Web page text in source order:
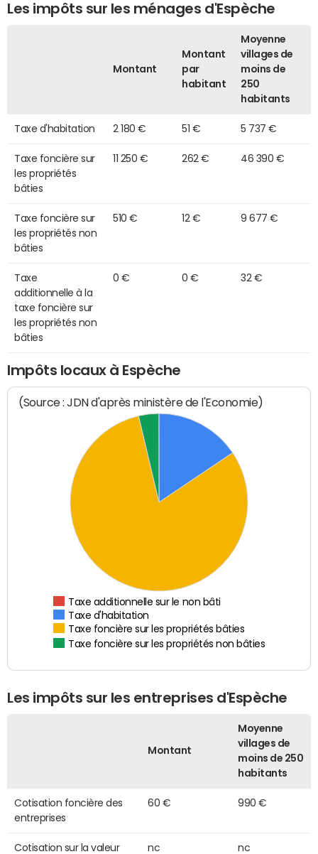
Les impôts sur les ménages d'Espèche
Montant
Montant
par
habitant
Moyenne
villages de
moins de
250
habitants
Taxe d'habitation 2 180 € 51 € 5 737 €
Taxe foncière sur
les propriétés
bâties
11 250 € 262 € 46 390 €
Taxe foncière sur
les propriétés non
bâties
510 € 12 € 9 677 €
Taxe
additionnelle à la
taxe foncière sur
les propriétés non
bâties
0 € 0 € 32 €
Impôts locaux à Espèche
(Source : JDN d'après ministère de l'Economie)
Taxe additionnelle sur le non bâti
Taxe d'habitation
Taxe foncière sur les propriétés bâties
Taxe foncière sur les propriétés non bâties
Les impôts sur les entreprises d'Espèche
Montant
Moyenne
villages de
moins de 250
habitants
Cotisation foncière des
entreprises
60 € 990 €
Cotisation sur la valeur
nc nc